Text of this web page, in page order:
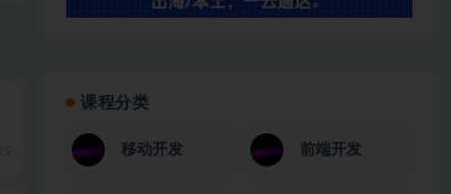
课程分类
移动开发 前端开发